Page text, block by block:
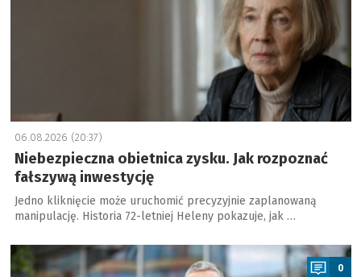
06.08.2026 (20:37)
Niebezpieczna obietnica zysku. Jak rozpoznać
fałszywą inwestycję
Jedno kliknięcie może uruchomić precyzyjnie zaplanowaną
manipulację. Historia 72-letniej Heleny pokazuje, jak …
a
0